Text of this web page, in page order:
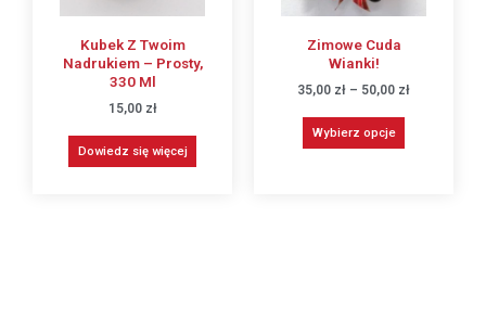
Kubek Z Twoim
Nadrukiem – Prosty,
330 Ml
15,00 zł
Dowiedz się więcej
Zimowe Cuda
Wianki!
35,00 zł – 50,00 zł
Wybierz opcje